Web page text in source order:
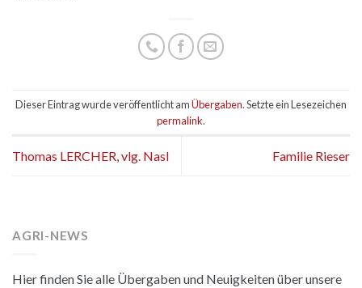
Dieser Eintrag wurde veröffentlicht amÜbergaben. Setzte ein Lesezeichen
permalink.
Thomas LERCHER, vlg. Nasl Familie Rieser
AGRI-NEWS
Hier finden Sie alle Übergaben und Neuigkeiten über unsere